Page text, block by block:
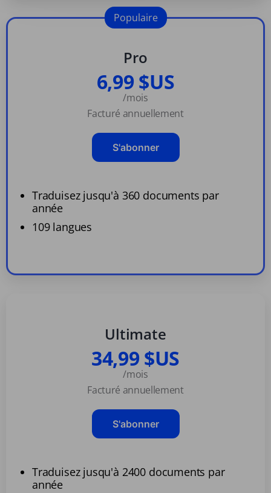
Pro
6,99 $US
/mois
Facturé annuellement
S'abonner
Traduisez jusqu'à 360 documents par
année
109 langues
Populaire
Ultimate
34,99 $US
/mois
Facturé annuellement
S'abonner
Traduisez jusqu'à 2400 documents par
année